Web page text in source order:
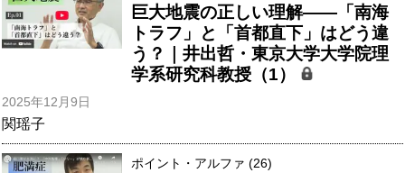
巨大地震の正しい理解――「南海
トラフ」と「首都直下」はどう違
う？｜井出哲・東京大学大学院理
学系研究科教授（1）
2025年12月9日
関瑶子
ポイント・アルファ (26)